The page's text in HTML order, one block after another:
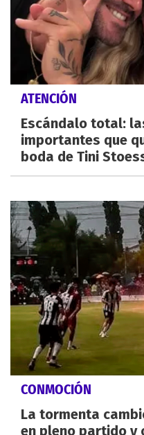
ATENCIÓN
Escándalo total:
importantes que
boda de Tini
CONMOCIÓN
La tormenta
en pleno partido y